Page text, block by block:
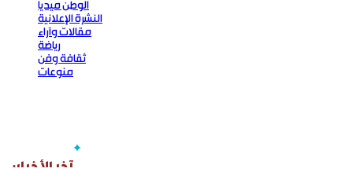
الوطن ميديا
النشرة الإعلانية
مقالات وآراء
رياضة
ثقافة وفن
منوعات